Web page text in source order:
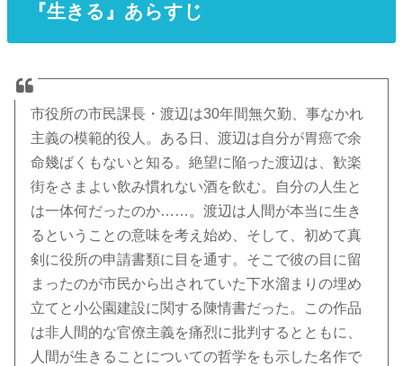
『生きる』あらすじ
市役所の市民課長・渡辺は30年間無欠勤、事なかれ
主義の模範的役人。ある日、渡辺は自分が胃癌で余
命幾ばくもないと知る。絶望に陥った渡辺は、歓楽
街をさまよい飲み慣れない酒を飲む。自分の人生と
は一体何だったのか……。渡辺は人間が本当に生き
るということの意味を考え始め、そして、初めて真
剣に役所の申請書類に目を通す。そこで彼の目に留
まったのが市民から出されていた下水溜まりの埋め
立てと小公園建設に関する陳情書だった。この作品
は非人間的な官僚主義を痛烈に批判するとともに、
人間が生きることについての哲学をも示した名作で